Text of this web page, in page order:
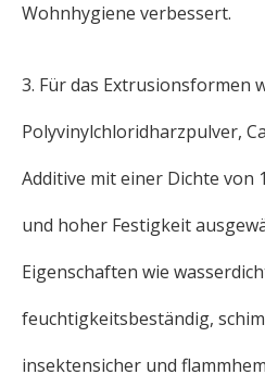
Wohnhygiene verbessert.
3. Für das Extrusionsformen
Polyvinylchloridharzpulver,
Additive mit einer Dichte von
und hoher Festigkeit
Eigenschaften wie
feuchtigkeitsbeständig,
insektensicher und